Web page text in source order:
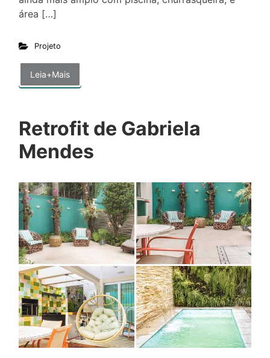
área […]
Projeto
Leia+Mais
Retrofit de Gabriela
Mendes